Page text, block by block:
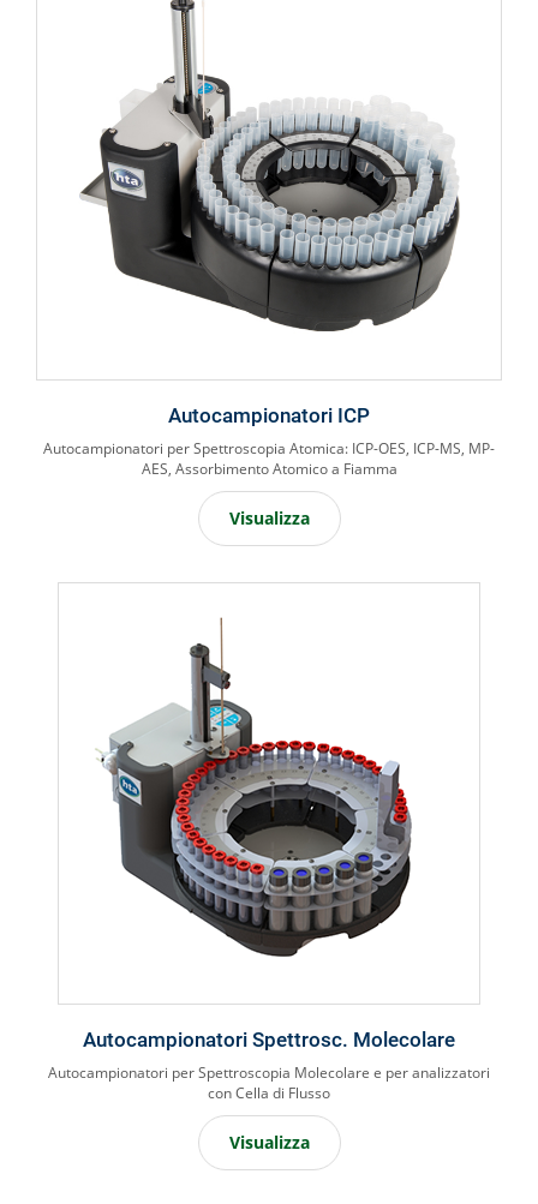
Autocampionatori ICP
Autocampionatori per Spettroscopia Atomica: ICP-OES, ICP-MS, MP-
AES, Assorbimento Atomico a Fiamma
Visualizza
Autocampionatori Spettrosc. Molecolare
Autocampionatori per Spettroscopia Molecolare e per analizzatori
con Cella di Flusso
Visualizza